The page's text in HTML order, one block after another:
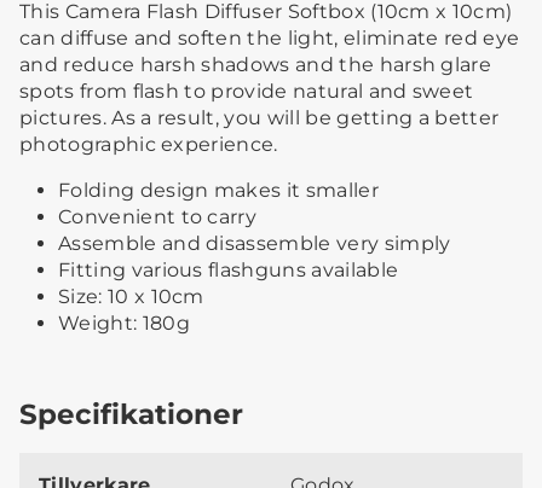
This Camera Flash Diffuser Softbox (10cm x 10cm)
can diffuse and soften the light, eliminate red eye
and reduce harsh shadows and the harsh glare
spots from flash to provide natural and sweet
pictures. As a result, you will be getting a better
photographic experience.
Folding design makes it smaller
Convenient to carry
Assemble and disassemble very simply
Fitting various flashguns available
Size: 10 x 10cm
Weight: 180g
Specifikationer